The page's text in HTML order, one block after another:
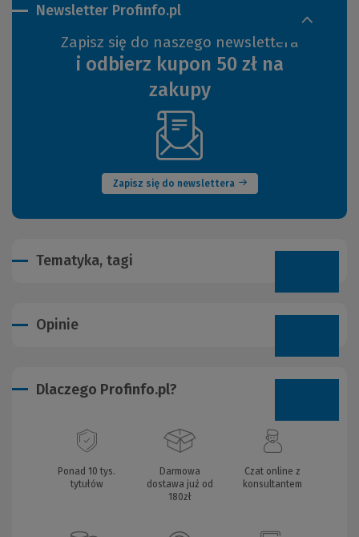
Newsletter Profinfo.pl
Zapisz się do naszego newslettera
i odbierz kupon 50 zł na
zakupy
Zapisz się do newslettera
(Nowe
okno)
Tematyka, tagi
Opinie
Dlaczego Profinfo.pl?
Ponad 10 tys.
tytułów
Darmowa
dostawa już od
180zł
Czat online z
konsultantem